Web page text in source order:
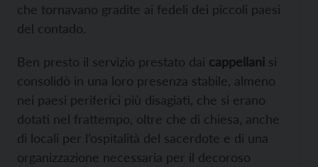
che tornavano gradite ai fedeli dei piccoli paesi
del contado.
Ben presto il servizio prestato dai cappellani si
consolidò in una loro presenza stabile, almeno
nei paesi periferici più disagiati, che si erano
dotati nel frattempo, oltre che di chiesa, anche
di locali per l’ospitalità del sacerdote e di una
organizzazione necessaria per il decoroso